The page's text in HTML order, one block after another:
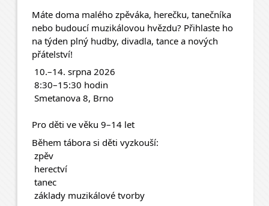
Máte doma malého zpěváka, herečku, tanečníka
nebo budoucí muzikálovou hvězdu? Přihlaste ho
na týden plný hudby, divadla, tance a nových
přátelství!
10.–14. srpna 2026
8:30–15:30 hodin
Smetanova 8, Brno
Pro děti ve věku 9–14 let
Během tábora si děti vyzkouší:
zpěv
herectví
tanec
základy muzikálové tvorby